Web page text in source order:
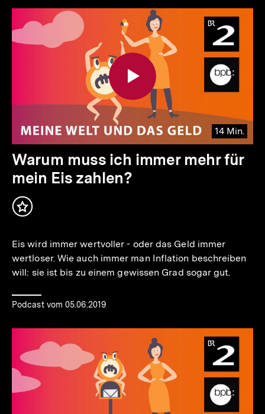
14 Min.
Video
Dauer
14
Min.
Warum muss ich immer mehr für
mein Eis zahlen?
Inhalt
Eis wird immer wertvoller - oder das Geld immer
wertloser. Wie auch immer man Inflation beschreiben
will: sie ist bis zu einem gewissen Grad sogar gut.
Podcast vom 05.06.2019